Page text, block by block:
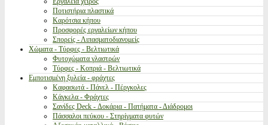
Ποτιστήρια πλαστικά
Καρότσια κήπου
Προσφορές εργαλείων κήπου
Σπορείς - Λιπασματοδιανομείς
Χώματα - Τύρφες - Βελτιωτικά
Φυτοχώματα γλαστρών
Τύρφες - Κοπριά - Βελτιωτικά
Εμποτισμένη ξυλεία - φράχτες
Καφασωτά - Πάνελ - Πέργκολες
Κάγκελα - Φράχτες
Σανίδες Deck - Δοκάρια - Πατήματα - Διάδρομοι
Πάσσαλοι πεύκου - Στηρίγματα φυτών